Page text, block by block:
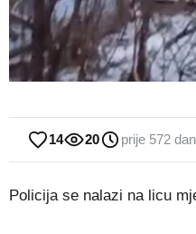
14 20 prije 572
Policija se nalazi na licu